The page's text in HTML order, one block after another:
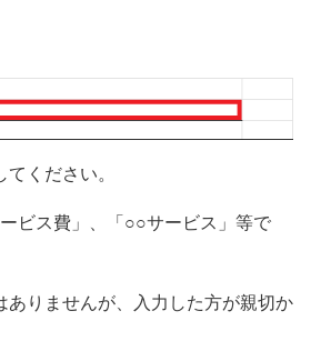
てください。
ビス費」、「○○サービス」等で
ありませんが、入力した方が親切か